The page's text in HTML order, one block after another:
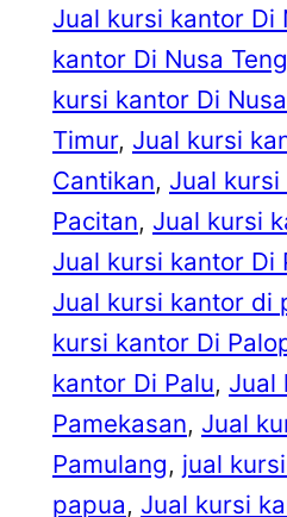
Jual kursi kantor Di
kantor Di Nusa
kursi kantor Di
Timur, Jual kursi
Cantikan, Jual
Pacitan, Jual kursi
Jual kursi kantor Di
Jual kursi kantor di
kursi kantor Di
kantor Di Palu, Jual
Pamekasan, Jual
Pamulang, jual
papua, Jual kursi